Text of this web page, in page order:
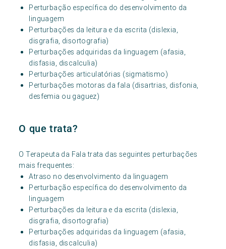
Perturbação específica do desenvolvimento da
linguagem
Perturbações da leitura e da escrita (dislexia,
disgrafia, disortografia)
Perturbações adquiridas da linguagem (afasia,
disfasia, discalculia)
Perturbações articulatórias (sigmatismo)
Perturbações motoras da fala (disartrias, disfonia,
desfemia ou gaguez)
O que trata?
O Terapeuta da Fala trata das seguintes perturbações
mais frequentes:
Atraso no desenvolvimento da linguagem
Perturbação específica do desenvolvimento da
linguagem
Perturbações da leitura e da escrita (dislexia,
disgrafia, disortografia)
Perturbações adquiridas da linguagem (afasia,
disfasia, discalculia)